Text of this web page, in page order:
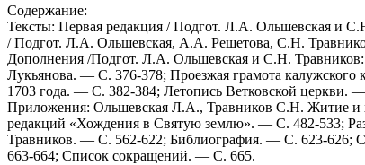
Содержание:
Тексты: Первая редакция / Подгот. Л.А. Ольшевская и
/ Подгот. Л.А. Ольшевская, A.A. Решетова, С.Н.
Дополнения /Подгот. Л.А. Ольшевская и С.Н. Травников:
Лукьянова. — С. 376-378; Проезжая грамота
1703 года. — С. 382-384; Летопись Ветковской
Приложения: Ольшевская Л.А., Травников С.Н. Житие и
редакций «Хождения в Святую землю». — С. 482-533;
Травников. — С. 562-622; Библиография. — С. 623-626;
663-664; Список сокращений. — С. 665.